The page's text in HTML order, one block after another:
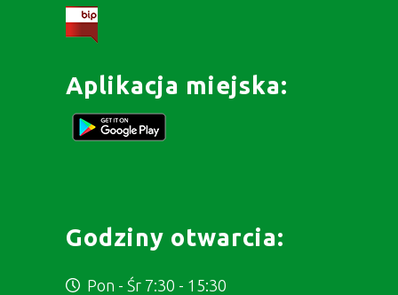
Aplikacja miejska:
Godziny otwarcia:
Pon - Śr 7:30 - 15:30